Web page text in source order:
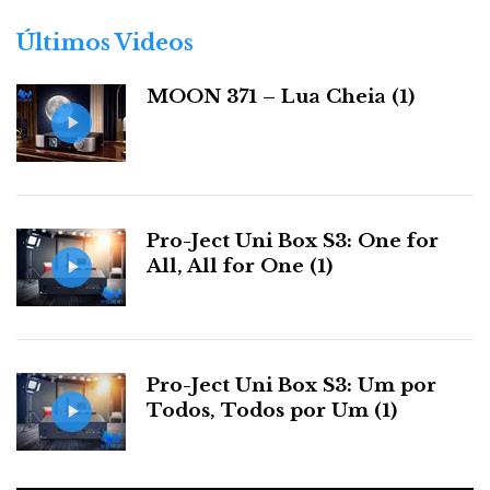
Tal como a mulher metafórica de
everywhere’
, vestindo-se de mil cores e a sua presença
traz ao mundo: cor, luz e alegria:
She shoots colors all around
Like a sunset going down
r
s
Últimos Videos
MOON 371 – Lua Cheia (1)
Pro-Ject Uni Box S3: One for
All, All for One (1)
Pro-Ject Uni Box S3: Um por
Todos, Todos por Um (1)